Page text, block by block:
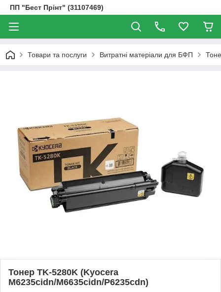
ПП "Бест Прінт" (31107469)
Товари та послуги Витратні матеріали для БФП
Тонер TK-5280K (Kyocera
M6235cidn/M6635cidn/P6235cdn)